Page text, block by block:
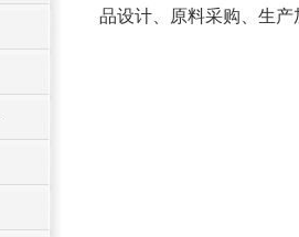
品设计、原料采购、生产